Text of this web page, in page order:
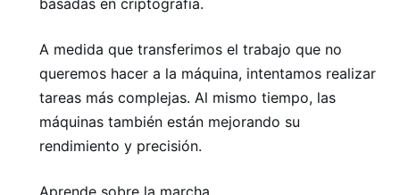
basadas en criptografía.
A medida que transferimos el trabajo que no
queremos hacer a la máquina, intentamos realizar
tareas más complejas. Al mismo tiempo, las
máquinas también están mejorando su
rendimiento y precisión.
Aprende sobre la marcha